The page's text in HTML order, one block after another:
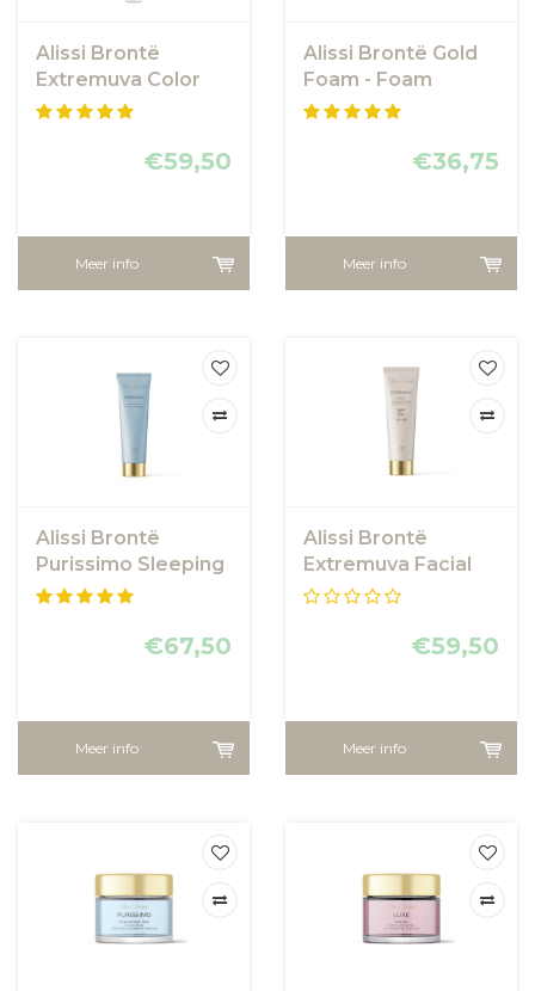
Alissi Brontë
Extremuva Color
Facial SPF50+ 90
€59,50
Meer info
Alissi Brontë Gold
Foam - Foam
Gezichtsreiniging
€36,75
Meer info
Alissi Brontë
Purissimo Sleeping
Mask
€67,50
Meer info
Alissi Brontë
Extremuva Facial
SPF 50+ 90ml
€59,50
Meer info